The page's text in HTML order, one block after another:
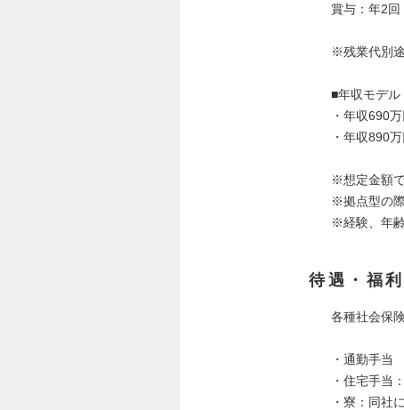
賞与：年2回
※残業代別
■年収モデル
・年収690
・年収890
※想定金額
※拠点型の
※経験、年
待遇・福
各種社会保
・通勤手当
・住宅手当
・寮：同社